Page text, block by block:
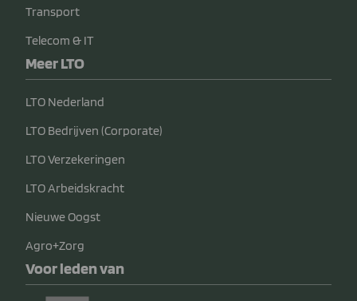
Transport
Telecom & IT
Meer LTO
LTO Nederland
LTO Bedrijven (Corporate)
LTO Verzekeringen
LTO Arbeidskracht
Nieuwe Oogst
Agro+Zorg
Voor leden van